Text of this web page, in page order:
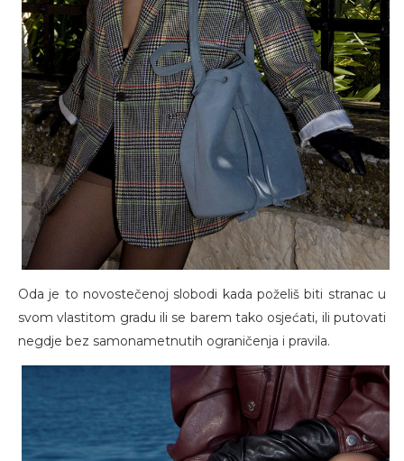
Oda je to novostečenoj slobodi kada poželiš biti stranac u
svom vlastitom gradu ili se barem tako osjećati, ili putovati
negdje bez samonametnutih ograničenja i pravila.